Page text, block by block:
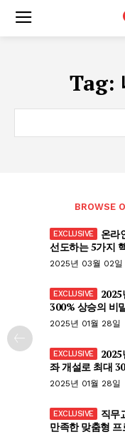
Tag:
BROWSE
온라
선도하는 5가지
2025년 03월 02일
300% 상승의 비
2025년 01월 28일
좌 개설로 최대
2025년 01월 28일
직무
만족한 맞춤형